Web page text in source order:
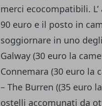
merci ecocompatibili.
90 euro e il posto in
soggiornare in uno
Galway (30 euro la
Connemara (30 euro la
– The Burren ((35 euro
ostelli accomunati da